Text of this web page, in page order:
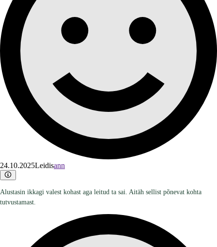
24.10.2025Leidisann
Alustasin ikkagi valest kohast aga leitud ta sai. Aitäh sellist põnevat kohta
tutvustamast.